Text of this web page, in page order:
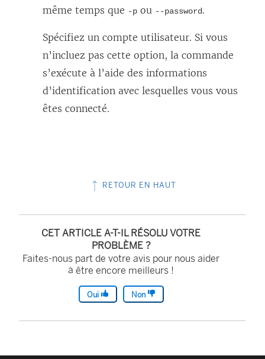
même temps que -p ou --password.
Spécifiez un compte utilisateur. Si vous
n’incluez pas cette option, la commande
s’exécute à l’aide des informations
d’identification avec lesquelles vous vous
êtes connecté.
RETOUR EN HAUT
CET ARTICLE A-T-IL RÉSOLU VOTRE
PROBLÈME ?
Faites-nous part de votre avis pour nous aider
à être encore meilleurs !
Oui Non